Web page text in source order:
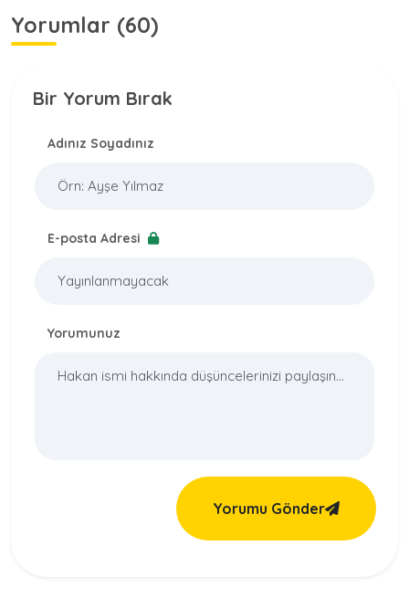
Yorumlar (60)
Bir Yorum Bırak
Adınız Soyadınız
E-posta Adresi
Yorumunuz
Yorumu Gönder